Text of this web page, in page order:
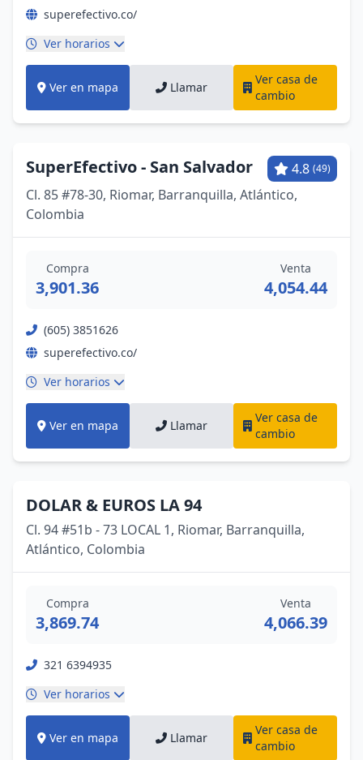
superefectivo.co/
Ver horarios
Ver en mapa Llamar
Ver casa de
cambio
SuperEfectivo - San Salvador 4.8 (49)
Cl. 85 #78-30, Riomar, Barranquilla, Atlántico,
Colombia
Compra
3,901.36
Venta
4,054.44
(605) 3851626
superefectivo.co/
Ver horarios
Ver en mapa Llamar
Ver casa de
cambio
DOLAR & EUROS LA 94
Cl. 94 #51b - 73 LOCAL 1, Riomar, Barranquilla,
Atlántico, Colombia
Compra
3,869.74
Venta
4,066.39
321 6394935
Ver horarios
Ver en mapa Llamar
Ver casa de
cambio